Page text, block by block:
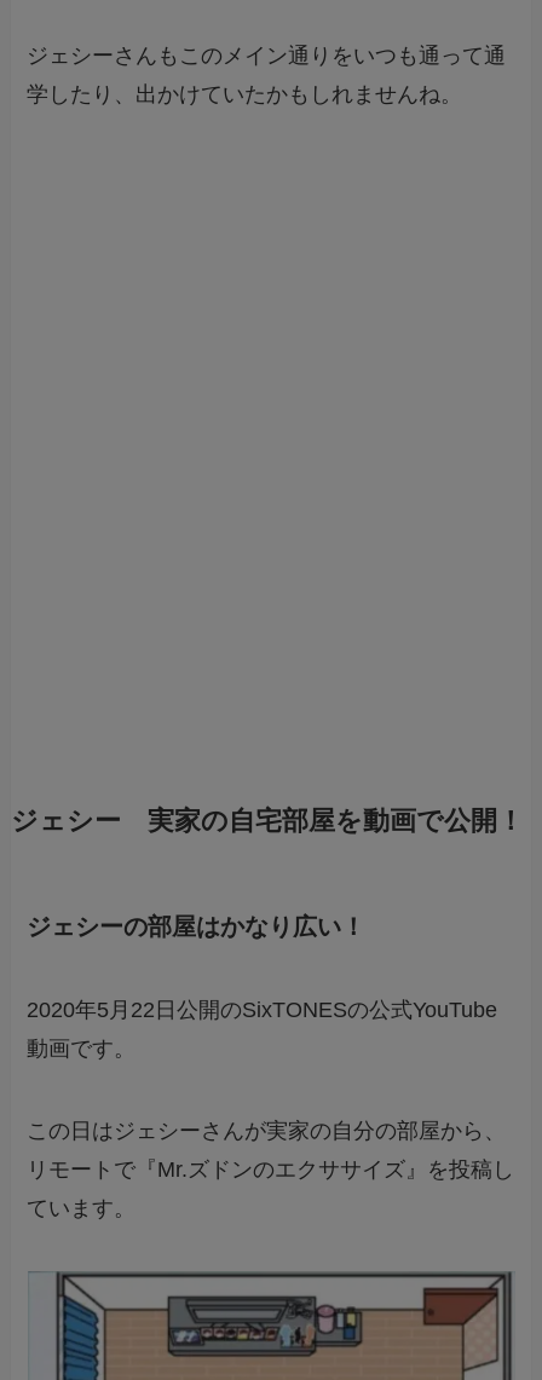
ジェシーさんもこのメイン通りをいつも通って通
学したり、出かけていたかもしれませんね。
ジェシー 実家の自宅部屋を動画で公開！
ジェシーの部屋はかなり広い！
2020年5月22日公開のSixTONESの公式YouTube
動画です。
この日はジェシーさんが実家の自分の部屋から、
リモートで『Mr.ズドンのエクササイズ』を投稿し
ています。